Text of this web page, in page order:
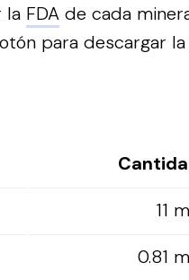
la FDA de cada
para descargar
11
0.81